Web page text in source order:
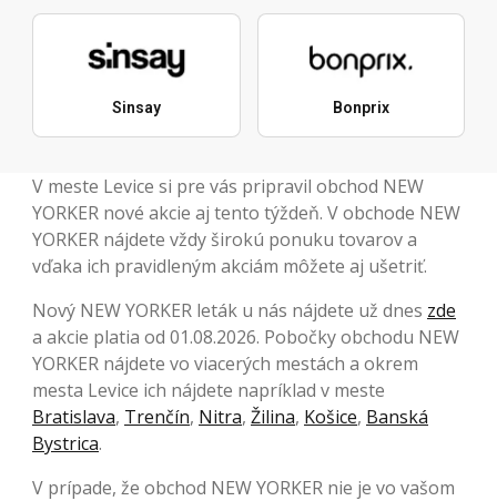
Sinsay Bonprix
V meste Levice si pre vás pripravil obchod NEW
YORKER nové akcie aj tento týždeň. V obchode NEW
YORKER nájdete vždy širokú ponuku tovarov a
vďaka ich pravidleným akciám môžete aj ušetriť.
Nový NEW YORKER leták u nás nájdete už dnes zde
a akcie platia od 01.08.2026. Pobočky obchodu NEW
YORKER nájdete vo viacerých mestách a okrem
mesta Levice ich nájdete napríklad v meste
Bratislava, Trenčín, Nitra, Žilina, Košice, Banská
Bystrica.
V prípade, že obchod NEW YORKER nie je vo vašom